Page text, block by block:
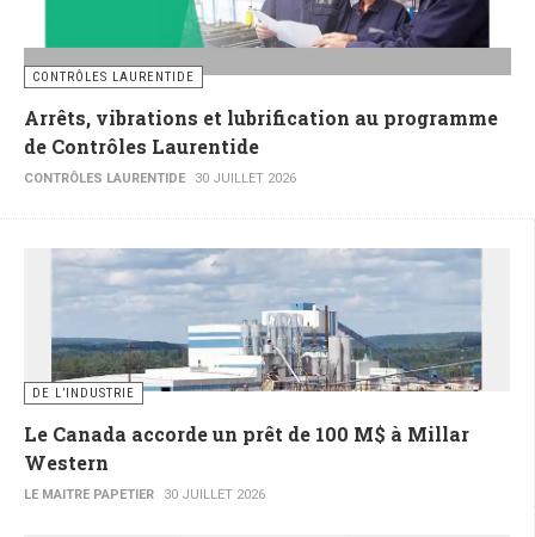
CONTRÔLES LAURENTIDE
Arrêts, vibrations et lubrification au programme
de Contrôles Laurentide
CONTRÔLES LAURENTIDE 30 JUILLET 2026
DE L’INDUSTRIE
Le Canada accorde un prêt de 100 M$ à Millar
Western
LE MAITRE PAPETIER 30 JUILLET 2026